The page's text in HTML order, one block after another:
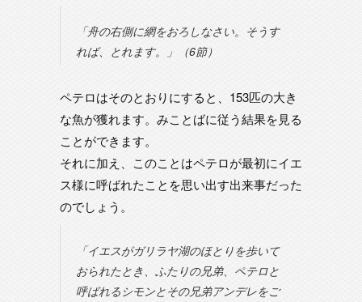
「舟の右側に網をおろしなさい。そうす
れば、とれます。」（6節）
ペテロはそのとおりにすると、153匹の大き
な魚が獲れます。みことばに従う結果を見る
ことができます。
それに加え、このことはペテロが最初にイエ
ス様に呼ばれたことを思い出す出来事だった
のでしょう。
「イエスがガリラヤ湖のほとりを歩いて
おられたとき、ふたりの兄弟、ペテロと
呼ばれるシモンとその兄弟アンデレをご